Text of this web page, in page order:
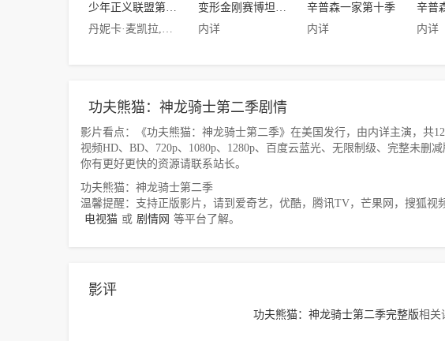
少年正义联盟第二季
丹妮卡·麦凯拉,诺兰·诺斯,Jason·Spisak,Cameron·Bowen,莱西·沙伯特,蒂姆·克里,布鲁斯·格林伍德,Logan·Grove
变形金刚赛博坦之战第三季
内详
辛普森一家第十季
内详
内详
功夫熊猫：神龙骑士第二季剧情
影片看点：《功夫熊猫：神龙骑士第二季》在美国发行，由内详主演，共
视频HD、BD、720p、1080p、1280p、百度云蓝光、无限制级、完整未删
你有更好更快的资源请联系站长。
功夫熊猫：神龙骑士第二季
温馨提醒：支持正版影片，请到爱奇艺，优酷，腾讯TV，芒果网，搜狐视
电视猫 或 剧情网 等平台了解。
影评
功夫熊猫：神龙骑士第二季完整版相关